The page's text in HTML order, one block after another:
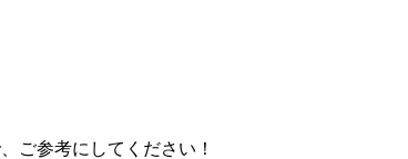
ご参考にしてください！